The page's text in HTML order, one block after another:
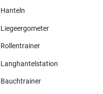
Hanteln
Liegeergometer
Rollentrainer
Langhantelstation
Bauchtrainer